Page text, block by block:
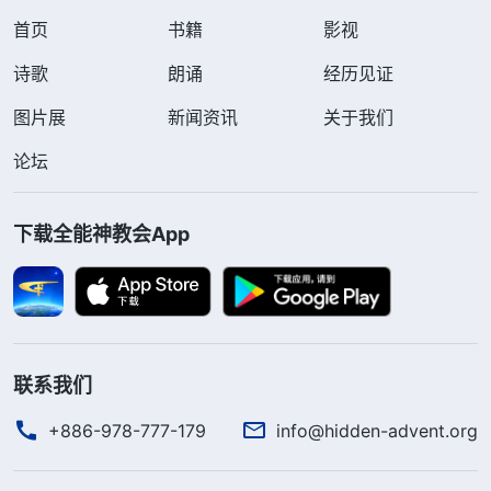
首页 书籍
影视
诗歌
朗诵
经历见证
图片展
新闻资讯
关于我们
论坛
下载全能神教会App
联系我们
+886-978-777-179 info@hidden-advent.org